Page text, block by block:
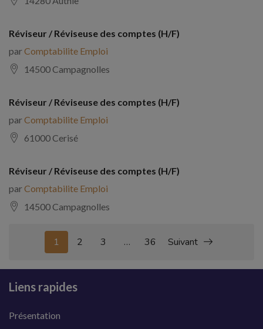
Réviseur / Réviseuse des comptes (H/F)
parComptabilite Emploi
14500 Campagnolles
Réviseur / Réviseuse des comptes (H/F)
parComptabilite Emploi
61000 Cerisé
Réviseur / Réviseuse des comptes (H/F)
parComptabilite Emploi
14500 Campagnolles
1 2 3 … 36 Suivant
Liens rapides
Présentation